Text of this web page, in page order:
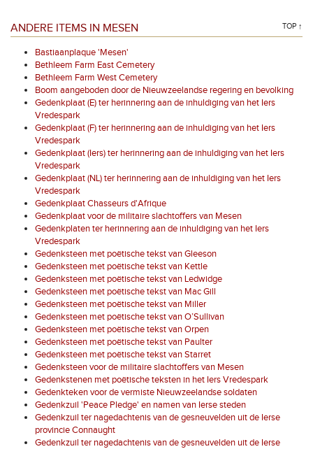
ANDERE ITEMS IN MESEN TOP ↑
Bastiaanplaque 'Mesen'
Bethleem Farm East Cemetery
Bethleem Farm West Cemetery
Boom aangeboden door de Nieuwzeelandse regering en bevolking
Gedenkplaat (E) ter herinnering aan de inhuldiging van het Iers
Vredespark
Gedenkplaat (F) ter herinnering aan de inhuldiging van het Iers
Vredespark
Gedenkplaat (Iers) ter herinnering aan de inhuldiging van het Iers
Vredespark
Gedenkplaat (NL) ter herinnering aan de inhuldiging van het Iers
Vredespark
Gedenkplaat Chasseurs d'Afrique
Gedenkplaat voor de militaire slachtoffers van Mesen
Gedenkplaten ter herinnering aan de inhuldiging van het Iers
Vredespark
Gedenksteen met poëtische tekst van Gleeson
Gedenksteen met poëtische tekst van Kettle
Gedenksteen met poëtische tekst van Ledwidge
Gedenksteen met poëtische tekst van Mac Gill
Gedenksteen met poëtische tekst van Miller
Gedenksteen met poëtische tekst van O’Sullivan
Gedenksteen met poëtische tekst van Orpen
Gedenksteen met poëtische tekst van Paulter
Gedenksteen met poëtische tekst van Starret
Gedenksteen voor de militaire slachtoffers van Mesen
Gedenkstenen met poëtische teksten in het Iers Vredespark
Gedenkteken voor de vermiste Nieuwzeelandse soldaten
Gedenkzuil 'Peace Pledge' en namen van Ierse steden
Gedenkzuil ter nagedachtenis van de gesneuvelden uit de Ierse
provincie Connaught
Gedenkzuil ter nagedachtenis van de gesneuvelden uit de Ierse